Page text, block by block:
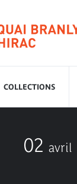
COLLECTIONS
02 avril